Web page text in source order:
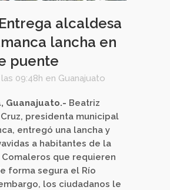
Entrega alcaldesa
lancha en
puente
09:48h en Guanajuato
Guanajuato.- Beatriz
presidenta municipal
entregó una lancha y
a habitantes de la
que requieren
forma segura el Río
los ciudadanos le